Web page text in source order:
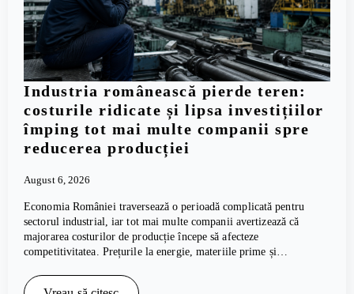
Industria românească pierde teren:
costurile ridicate și lipsa investițiilor
împing tot mai multe companii spre
reducerea producției
August 6, 2026
Economia României traversează o perioadă complicată pentru
sectorul industrial, iar tot mai multe companii avertizează că
majorarea costurilor de producție începe să afecteze
competitivitatea. Prețurile la energie, materiile prime și…